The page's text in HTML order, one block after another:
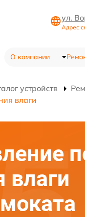
ул.
Адрес
О компании
устройств
влаги
влаги